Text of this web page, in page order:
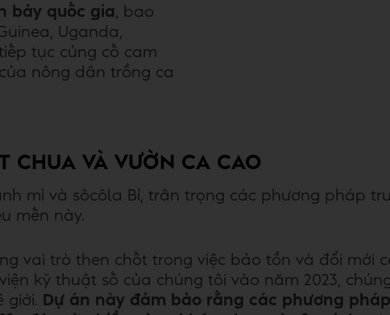
bảy quốc gia , bao
Uganda,
tục củng cố cam
nông dân trồng ca
CHUA VÀ VƯỜN CA CAO
mì và sôcôla Bỉ, trân trọng các phương pháp
mến này.
vai trò then chốt trong việc bảo tồn và đổi mới
kỹ thuật số của chúng tôi vào năm 2023,
giới.
Dự án này đảm bảo rằng các phương